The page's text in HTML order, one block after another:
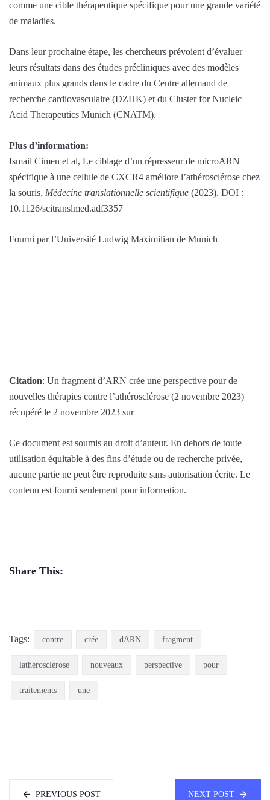
comme une cible thérapeutique spécifique pour une grande variété
de maladies.
Dans leur prochaine étape, les chercheurs prévoient d’évaluer
leurs résultats dans des études précliniques avec des modèles
animaux plus grands dans le cadre du Centre allemand de
recherche cardiovasculaire (DZHK) et du Cluster for Nucleic
Acid Therapeutics Munich (CNATM).
Plus d’information:
Ismail Cimen et al, Le ciblage d’un répresseur de microARN
spécifique à une cellule de CXCR4 améliore l’athérosclérose chez
la souris, Médecine translationnelle scientifique (2023). DOI :
10.1126/scitranslmed.adf3357
Fourni par l’Université Ludwig Maximilian de Munich
Citation: Un fragment d’ARN crée une perspective pour de
nouvelles thérapies contre l’athérosclérose (2 novembre 2023)
récupéré le 2 novembre 2023 sur
Ce document est soumis au droit d’auteur. En dehors de toute
utilisation équitable à des fins d’étude ou de recherche privée,
aucune partie ne peut être reproduite sans autorisation écrite. Le
contenu est fourni seulement pour information.
Share This:
Tags: contre crée dARN fragment
lathérosclérose nouveaux perspective pour
traitements une
PREVIOUS POST NEXT POST